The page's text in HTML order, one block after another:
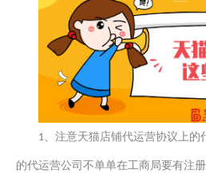
1、 注意天猫店铺代运营协议上的
的代运营公司不单单在工商局要有注